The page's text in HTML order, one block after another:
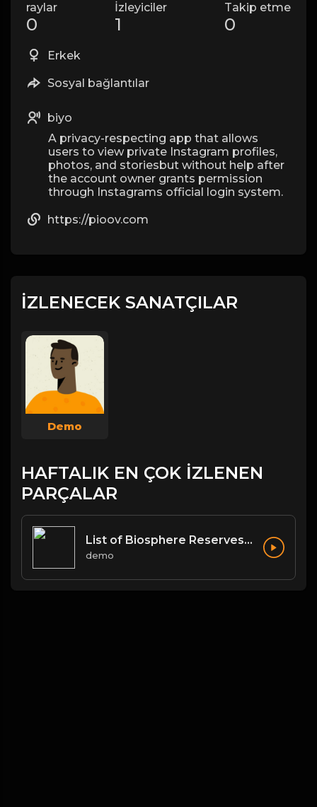
raylar
0
İzleyiciler
1
Takip etme
0
Erkek
Sosyal bağlantılar
biyo
A privacy-respecting app that allows
users to view private Instagram profiles,
photos, and storiesbut without help after
the account owner grants permission
through Instagrams official login system.
https://pioov.com
İZLENECEK SANATÇILAR
Demo
HAFTALIK EN ÇOK İZLENEN
PARÇALAR
List of Biosphere Reserves in India
demo